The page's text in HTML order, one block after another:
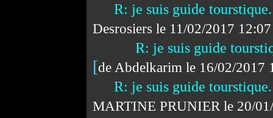
R: je suis guide
Desrosiers le 11/02/2017
R: je suis guide
[de Abdelkarim le 16/02/2017
R: je suis guide
MARTINE PRUNIER le 20/